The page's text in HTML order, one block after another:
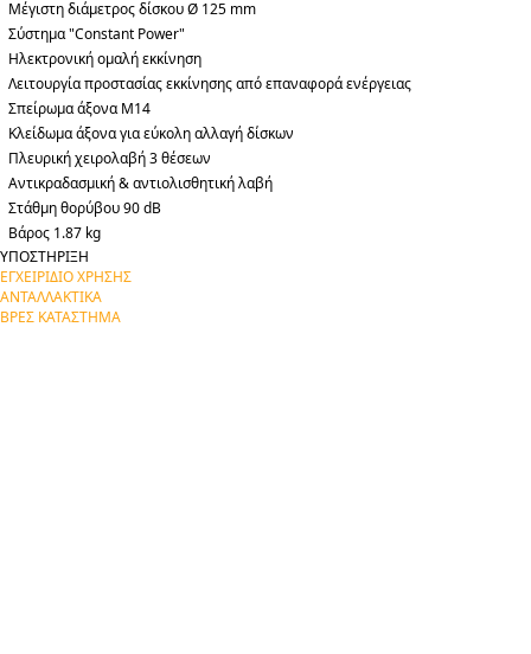
Μέγιστη διάμετρος δίσκου Ø 125 mm
Σύστημα "Constant Power"
Ηλεκτρονική ομαλή εκκίνηση
Λειτουργία προστασίας εκκίνησης από επαναφορά ενέργειας
Σπείρωμα άξονα Μ14
Κλείδωμα άξονα για εύκολη αλλαγή δίσκων
Πλευρική χειρολαβή 3 θέσεων
Αντικραδασμική & αντιολισθητική λαβή
Στάθμη θορύβου 90 dB
Βάρος 1.87 kg
ΥΠΟΣΤΗΡΙΞΗ
ΕΓΧΕΙΡΙΔΙΟ ΧΡΗΣΗΣ
ΑΝΤΑΛΛΑΚΤΙΚΑ
ΒΡΕΣ ΚΑΤΑΣΤΗΜΑ